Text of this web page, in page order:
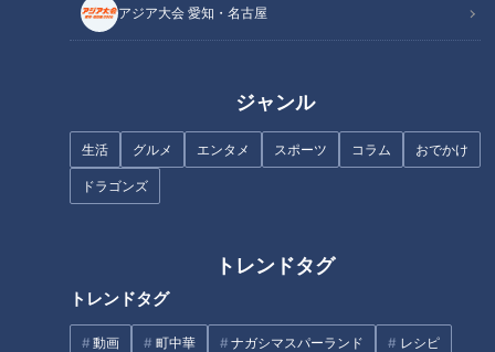
アジア大会 愛知・名古屋
ジャンル
生活 グルメ エンタメ スポーツ コラム おでかけ
ドラゴンズ
トレンドタグ
トレンドタグ
動画 町中華 ナガシマスパーランド レシピ
「完璧を目指さない」時短勤務
で店長になった女性の柔軟な働
「乾電池」は日本で生まれた！